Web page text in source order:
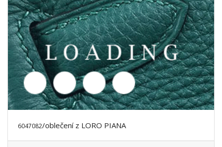
6047085 /oblečení z LORO PIANA
Cena poptávka